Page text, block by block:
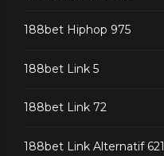
188bet Hiphop 975
188bet Link 5
188bet Link 72
188bet Link Alternatif 621